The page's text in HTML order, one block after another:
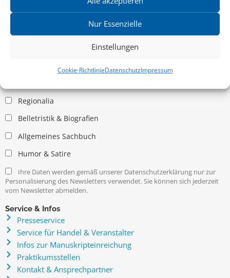
Nur Essenzielle
Einstellungen
Cookie-RichtlinieDatenschutzImpressum
Verlag – jederzeit wieder abbestellbar.
Kritische Theorie / Philosophie
Regionalia
Belletristik & Biografien
Allgemeines Sachbuch
Humor & Satire
Ihre Daten werden gemäß unserer Datenschutzerklärung nur zur
Personalisierung des Newsletters verwendet. Sie können sich jederzeit
vom Newsletter abmelden.
Service & Infos
Presseservice
Service für Handel & Veranstalter
Infos zur Manuskripteinreichung
Praktikumsstellen
Kontakt & Ansprechpartner